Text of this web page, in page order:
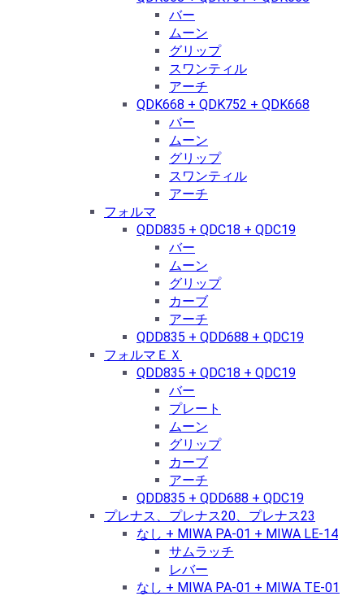
バー
ムーン
グリップ
スワンティル
アーチ
QDK668 + QDK752 + QDK668
バー
ムーン
グリップ
スワンティル
アーチ
フォルマ
QDD835 + QDC18 + QDC19
バー
ムーン
グリップ
カーブ
アーチ
QDD835 + QDD688 + QDC19
フォルマＥＸ
QDD835 + QDC18 + QDC19
バー
プレート
ムーン
グリップ
カーブ
アーチ
QDD835 + QDD688 + QDC19
プレナス、プレナス20、プレナス23
なし + MIWA PA-01 + MIWA LE-14
サムラッチ
レバー
なし + MIWA PA-01 + MIWA TE-01